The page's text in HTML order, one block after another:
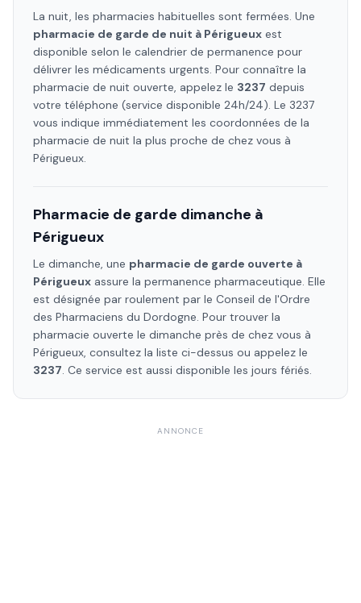
La nuit, les pharmacies habituelles sont fermées. Une
pharmacie de garde de nuit à Périgueux est
disponible selon le calendrier de permanence pour
délivrer les médicaments urgents. Pour connaître la
pharmacie de nuit ouverte, appelez le 3237 depuis
votre téléphone (service disponible 24h/24). Le 3237
vous indique immédiatement les coordonnées de la
pharmacie de nuit la plus proche de chez vous à
Périgueux.
Pharmacie de garde dimanche à
Périgueux
Le dimanche, une pharmacie de garde ouverte à
Périgueux assure la permanence pharmaceutique. Elle
est désignée par roulement par le Conseil de l'Ordre
des Pharmaciens du Dordogne. Pour trouver la
pharmacie ouverte le dimanche près de chez vous à
Périgueux, consultez la liste ci-dessus ou appelez le
3237. Ce service est aussi disponible les jours fériés.
ANNONCE